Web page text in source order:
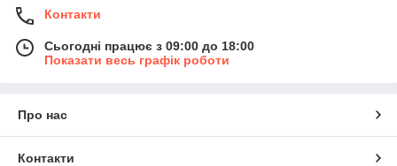
Контакти
Сьогодні працює з 09:00 до 18:00
Показати весь графік роботи
Про нас
Контакти